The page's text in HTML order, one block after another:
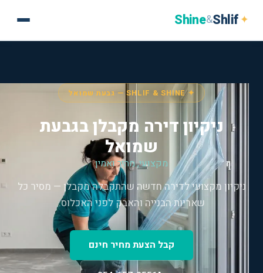
✦
Shlif
&
Shine
✦ SHLIF & SHINE — גבעת שמואל
ניקיון דירה מקבלן בגבעת
שמואל
מקצועי, מהיר ואמין
ניקיון מקצועי לדירה חדשה שהתקבלה מקבלן — מסיר כל
שאריות הבנייה והאבק לפני האכלוס.
קבל הצעת מחיר חינם